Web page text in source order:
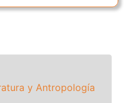
y Antropología